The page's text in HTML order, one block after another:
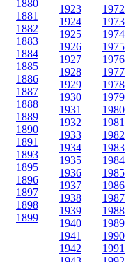
1880
1881
1882
1883
1884
1885
1886
1887
1888
1889
1890
1891
1893
1895
1896
1897
1898
1899
1923
1924
1925
1926
1927
1928
1929
1930
1931
1932
1933
1934
1935
1936
1937
1938
1939
1940
1941
1942
1972
1973
1974
1975
1976
1977
1978
1979
1980
1981
1982
1983
1984
1985
1986
1987
1988
1989
1990
1991